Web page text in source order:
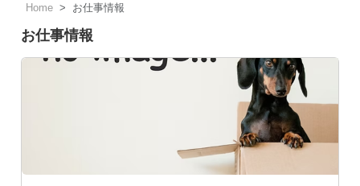
Home お仕事情報
お仕事情報